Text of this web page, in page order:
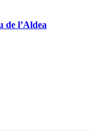
de l’Aldea